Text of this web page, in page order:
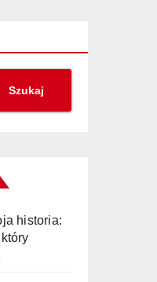
Szukaj
historia: